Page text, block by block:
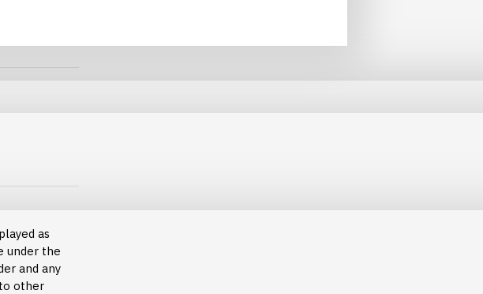
as
under the
and any
other